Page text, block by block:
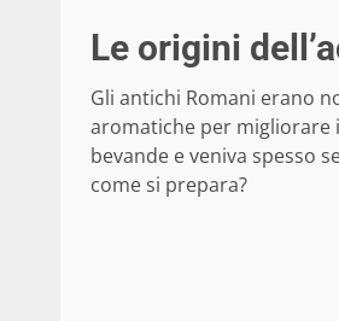
Le origini
Gli antichi Romani erano
aromatiche per migliorare
bevande e veniva spesso
come si prepara?